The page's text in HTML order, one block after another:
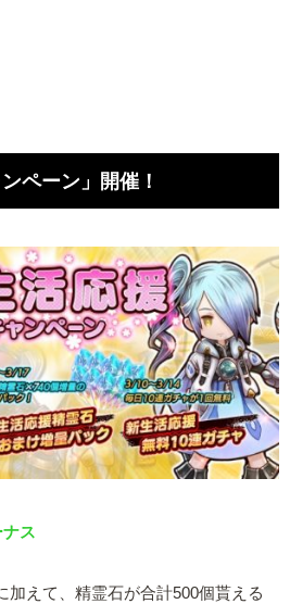
ペーン」開催！
ス
加えて、精霊石が合計500個貰える